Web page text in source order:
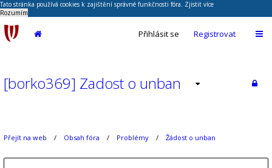
Tato stránka používá cookies k zajištění správné funkčnosti fóra. Zjistit více
Rozumím
Přihlásit se Registrovat
[borko369] Zadost o unban
Přejít na web Obsah fóra Problémy Žádost o unban